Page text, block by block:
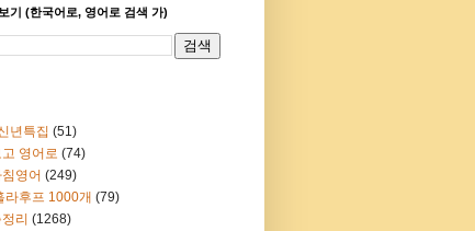
기 (한국어로, 영어로 검색 가)
년특집 (51)
영어로 (74)
영어 (249)
라후프 1000개 (79)
리 (1268)